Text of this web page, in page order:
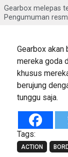
Gearbox melepas
Pengumuman
Gearbox akan
mereka goda
khusus
berujung
tunggu saja.
Tags:
ACTION